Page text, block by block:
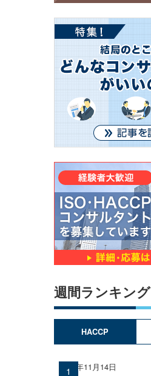
週間ランキング
HACCP
2025年11月14日